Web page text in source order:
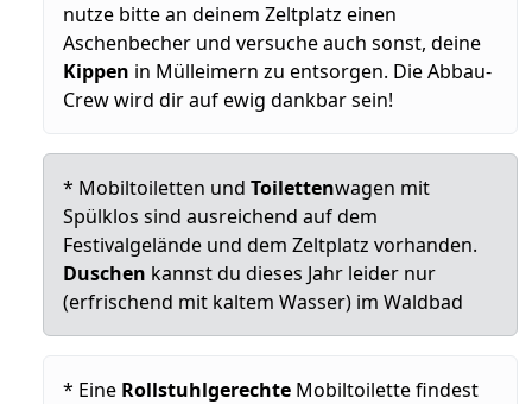
nutze bitte an deinem Zeltplatz einen
Aschenbecher und versuche auch sonst, deine
Kippen in Mülleimern zu entsorgen. Die Abbau-
Crew wird dir auf ewig dankbar sein!
* Mobiltoiletten und Toilettenwagen mit
Spülklos sind ausreichend auf dem
Festivalgelände und dem Zeltplatz vorhanden.
Duschen kannst du dieses Jahr leider nur
(erfrischend mit kaltem Wasser) im Waldbad
* Eine Rollstuhlgerechte Mobiltoilette findest